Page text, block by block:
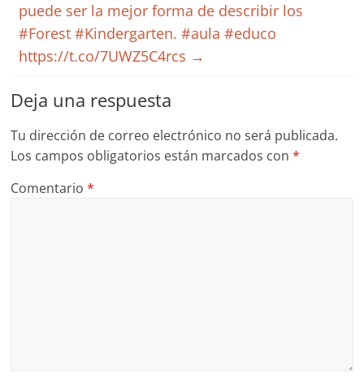
puede ser la mejor forma de describir los
#Forest #Kindergarten. #aula #educo
https://t.co/7UWZ5C4rcs →
Deja una respuesta
Tu dirección de correo electrónico no será publicada.
Los campos obligatorios están marcados con*
Comentario*